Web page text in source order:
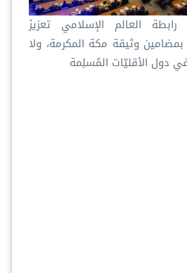
⁧‫رابطة العالم الإسلامي‬⁩ تعزيزَ
وثيقة مكة المكرمة، ولا
دول الأقليّات المُسلِمة